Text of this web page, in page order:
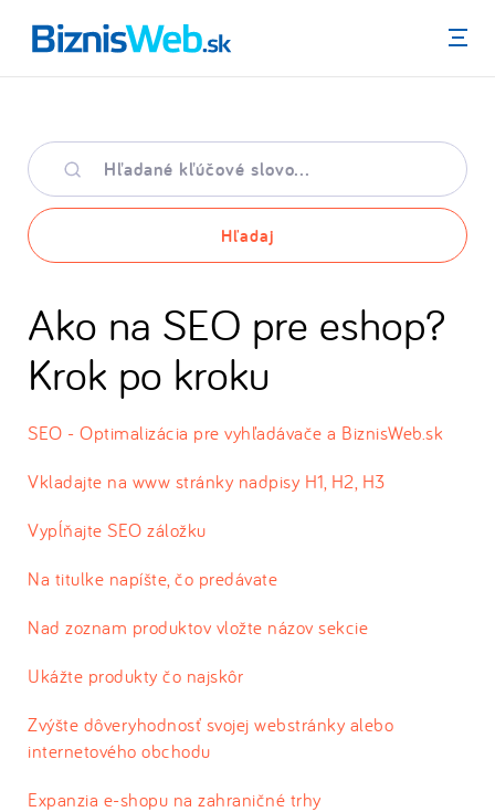
Menu
Hľadané
kľúčové
slovo
Hľadaj
Ako na SEO pre eshop?
Krok po kroku
SEO - Optimalizácia pre vyhľadávače a BiznisWeb.sk
Vkladajte na www stránky nadpisy H1, H2, H3
Vypĺňajte SEO záložku
Na titulke napíšte, čo predávate
Nad zoznam produktov vložte názov sekcie
Ukážte produkty čo najskôr
Zvýšte dôveryhodnosť svojej webstránky alebo
internetového obchodu
Expanzia e-shopu na zahraničné trhy